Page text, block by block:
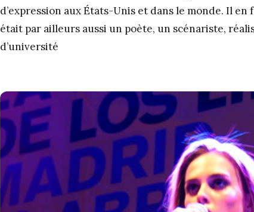
d’expression aux États-Unis et dans le monde. Il
était par ailleurs aussi un poète, un scénariste,
d’université